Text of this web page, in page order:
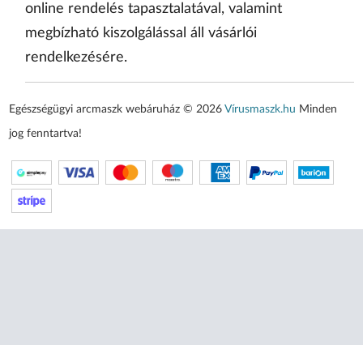
online rendelés tapasztalatával, valamint
megbízható kiszolgálással áll vásárlói
rendelkezésére.
Egészségügyi arcmaszk webáruház © 2026Vírusmaszk.hu Minden
jog fenntartva!